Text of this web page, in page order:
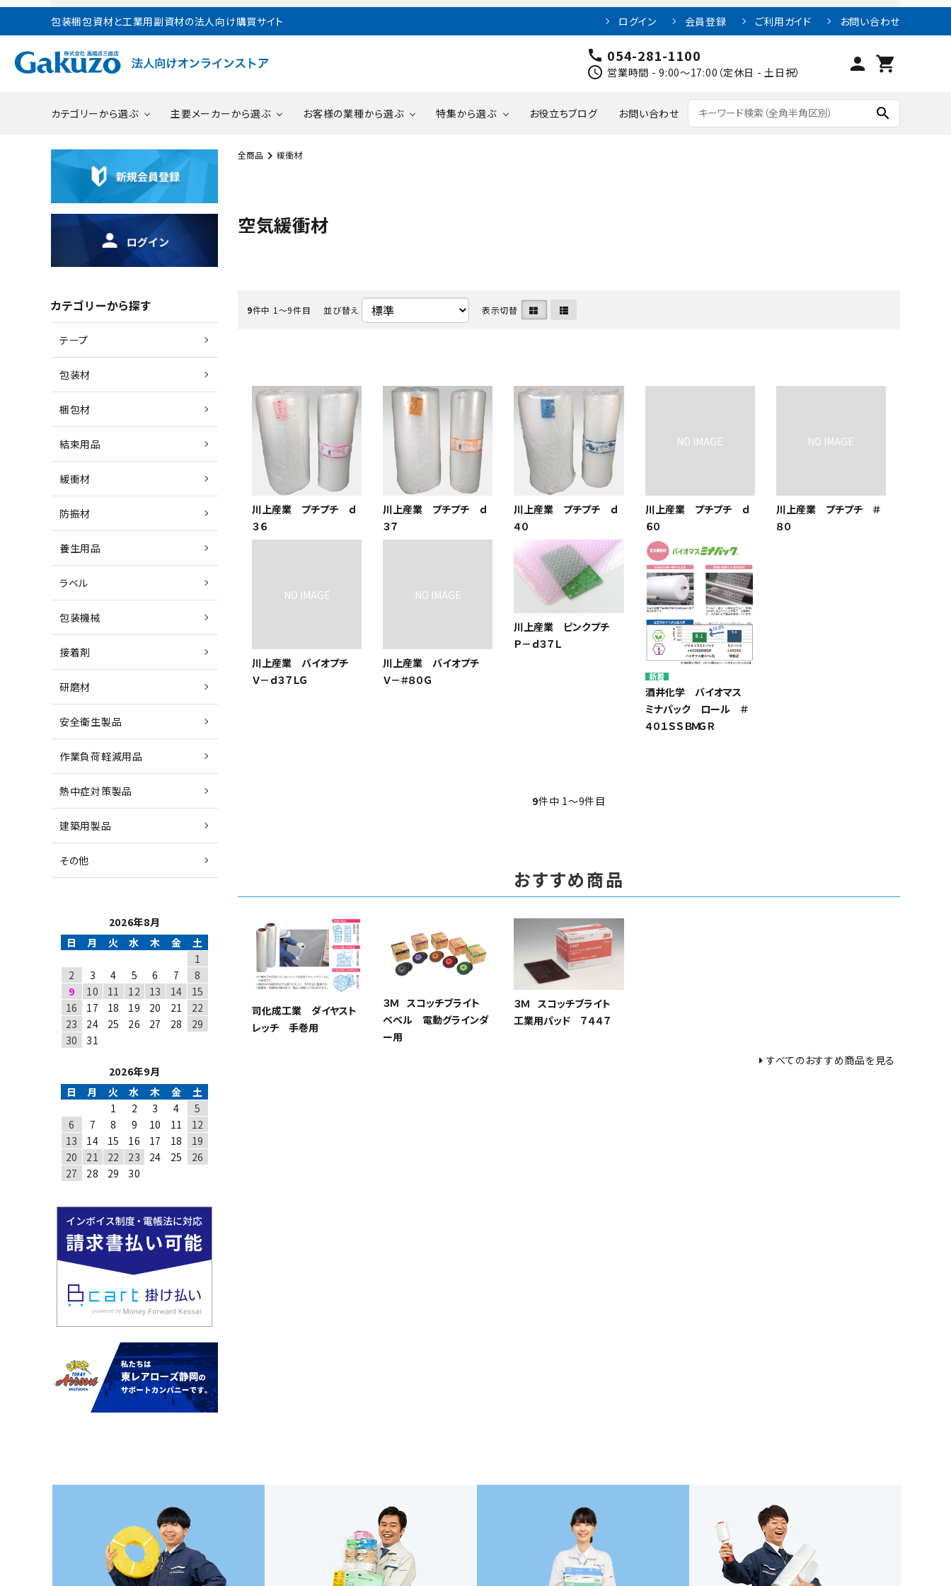
包装梱包資材と工業用副資材の法人向け購買サイト ログイン 会員登録 ご利用ガイド お問い合わせ
call 054-281-1100
schedule 営業時間 - 9:00～17:00（定休日 - 土日祝） person shopping_cart
カテゴリーから選ぶ
テープ
緩衝材 防振材
作業負荷軽減用品 熱中症対策製品 建築用製品
主要メーカーから選ぶ
スリーエムジャパン
酒井化学工業 積水化学工業
お客様の業種から選ぶ
農業
パルプ製紙業 印刷業
鉄鋼金属加工業
その他製造業 梱包輸送業 卸小売業
特集から選ぶ
熱中症対策製品
お役立ちブログ お問い合わせ search
全商品 緩衝材
空気緩衝材
9件中 1〜9件目 並び替え 表示切替
川上産業 プチプチ ｄ
３６
川上産業 プチプチ ｄ
３７
川上産業 プチプチ ｄ
４０
川上産業 プチプチ ｄ
６０
川上産業 プチプチ ＃
８０
川上産業 バイオプチ
Ｖ－ｄ３７ＬＧ
川上産業 バイオプチ
Ｖ－＃８０Ｇ
川上産業 ピンクプチ
Ｐ－ｄ３７Ｌ
酒井化学 バイオマス
ミナパック ロール ＃
４０１ＳＳＢＭＧＲ
9件中 1〜9件目
おすすめ商品
司化成工業 ダイヤスト
レッチ 手巻用
３Ｍ スコッチブライト
ベベル 電動グラインダ
ー用
３Ｍ スコッチブライト
工業用パッド ７４４７
すべてのおすすめ商品を見る
カテゴリーから探す
テープ
包装材
梱包材
結束用品
緩衝材
防振材
養生用品
ラベル
包装機械
接着剤
研磨材
安全衛生製品
作業負荷軽減用品
熱中症対策製品
建築用製品
その他
2026年8月
日
月 火 水 木 金
土
1
2
3 4 5 6 7
8
9
10 11 12 13 14
15
16
17 18 19 20 21
22
23
24 25 26 27 28
29
30
31
2026年9月
日
月 火 水 木 金
土
1
2 3 4
5
6
7 8 9 10 11
12
13
14 15 16 17 18
19
20
21 22 23 24 25
26
27
28 29 30